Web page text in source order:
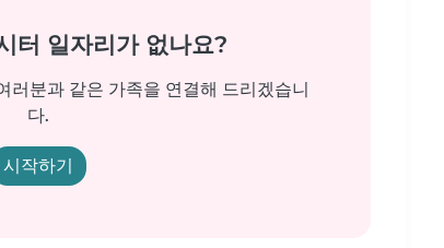
터 일자리가 없나요?
러분과 같은 가족을 연결해 드리겠습니
다.
시작하기